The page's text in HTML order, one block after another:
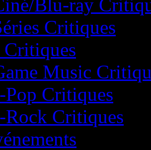
Blu-ray
Critiques
Music
Pop Critiques
Rock Critiques